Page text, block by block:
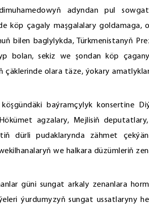
adyndan pul
köp çagaly maşgalalary goldamaga,
bilen baglylykda, Türkmenistanyň
bolan, sekiz we şondan köp
çäklerinde olara täze, ýokary
köşgündäki baýramçylyk konsertine
agzalary, Mejlisiň
dürli pudaklarynda zähmet
we halkara düzümleriň
güni sungat arkaly zenanlara
ýurdumyzyň sungat ussatlaryny